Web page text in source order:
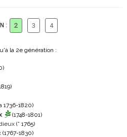
: 2 3 4
la 2e génération :
1736-1820)
(1748-1801)
(° 1765)
(1767-1830)